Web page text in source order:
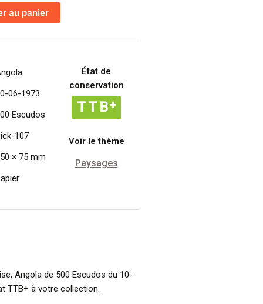
au panier
06-1973
Escudos
107
× 75 mm
État de
conservation
Voir le thème
Paysages
Angola de 500 Escudos du 10-
TTB+ à votre collection.